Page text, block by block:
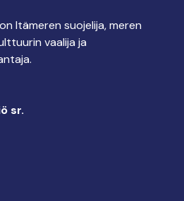
Itämeren suojelija, meren
vaalija ja
sr.